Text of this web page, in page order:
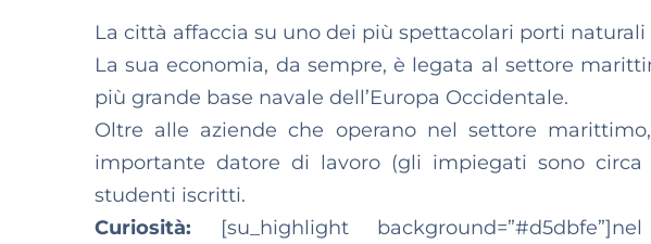
La città affaccia su uno dei più spettacolari porti
La sua economia, da sempre, è legata al settore
più grande base navale dell’Europa Occidentale.
Oltre alle aziende che operano nel settore
importante datore di lavoro (gli impiegati sono
studenti iscritti.
Curiosità: [su_highlight